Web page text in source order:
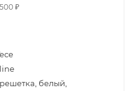
₽
решетка, белый,